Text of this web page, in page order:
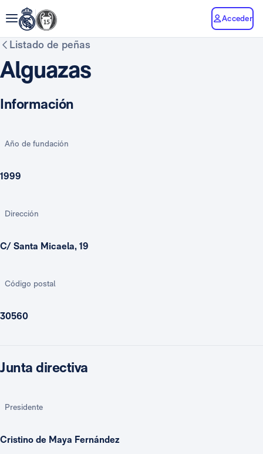
Acceder
Listado de peñas
Alguazas
Información
Año de fundación
1999
Dirección
C/ Santa Micaela, 19
Código postal
30560
Junta directiva
Presidente
Cristino de Maya Fernández